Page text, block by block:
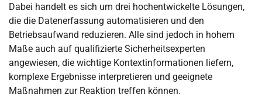
Dabei handelt es sich um drei hochentwickelte Lösungen,
die die Datenerfassung automatisieren und den
Betriebsaufwand reduzieren. Alle sind jedoch in hohem
Maße auch auf qualifizierte Sicherheitsexperten
angewiesen, die wichtige Kontextinformationen liefern,
komplexe Ergebnisse interpretieren und geeignete
Maßnahmen zur Reaktion treffen können.